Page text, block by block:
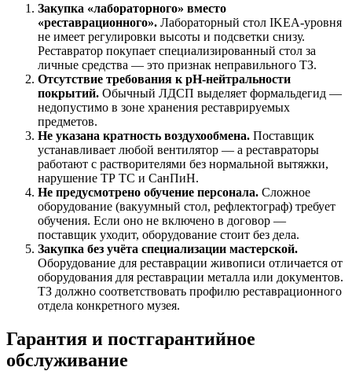
Закупка «лабораторного» вместо
«реставрационного». Лабораторный стол IKEA-уровня
не имеет регулировки высоты и подсветки снизу.
Реставратор покупает специализированный стол за
личные средства — это признак неправильного ТЗ.
Отсутствие требования к pH-нейтральности
покрытий. Обычный ЛДСП выделяет формальдегид —
недопустимо в зоне хранения реставрируемых
предметов.
Не указана кратность воздухообмена. Поставщик
устанавливает любой вентилятор — а реставраторы
работают с растворителями без нормальной вытяжки,
нарушение ТР ТС и СанПиН.
Не предусмотрено обучение персонала. Сложное
оборудование (вакуумный стол, рефлектограф) требует
обучения. Если оно не включено в договор —
поставщик уходит, оборудование стоит без дела.
Закупка без учёта специализации мастерской.
Оборудование для реставрации живописи отличается от
оборудования для реставрации металла или документов.
ТЗ должно соответствовать профилю реставрационного
отдела конкретного музея.
Гарантия и постгарантийное
обслуживание